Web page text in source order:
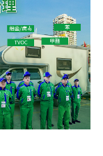
奥维牌消毒
死人体冠状病
杀菌率
对于传统消毒
...